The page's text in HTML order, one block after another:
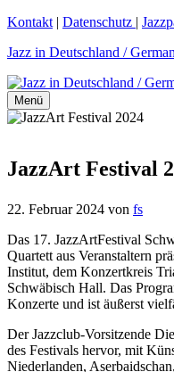
Zum
springen
Kontakt | Datenschutz |
Jazz in Deutschland /
Menü
JazzArt Festival
22. Februar 2024 von fs
Das 17. JazzArtFestival
Quartett aus Veranstaltern
Institut, dem Konzertkreis
Schwäbisch Hall. Das
Konzerte und ist äußerst
Der Jazzclub-Vorsitzende
des Festivals hervor, mit
Niederlanden,